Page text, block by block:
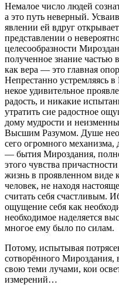
Немалое число людей
а это путь неверный.
явлении ей вдруг
представлении о
целесообразности
полученное знание частью
как вера — это главная
Непрестанно устремляясь
некое удивительное
радость, и никакие
утратить сие радостное
дому мудрости и
Высшим Разумом. Душе
сего огромного
— бытия Мироздания,
этого чувства
жизнь в проявленном виде
человек, не находя
считать себя счастливым.
ощущение себя как
необходимое наделяется
многое ему было по силам.
Потому, испытывая
сотворённого
свою теми лучами, кои
измерений…